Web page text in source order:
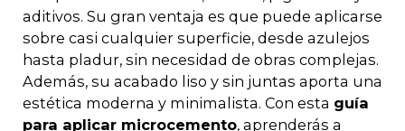
aditivos. Su gran ventaja es que puede aplicarse
sobre casi cualquier superficie, desde azulejos
hasta pladur, sin necesidad de obras complejas.
Además, su acabado liso y sin juntas aporta una
estética moderna y minimalista. Con esta guía
para aplicar microcemento, aprenderás a